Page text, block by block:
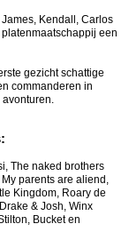
Kendall, Carlos
een
gezicht schattige
commanderen in
The naked brothers
parents are aliend,
Kingdom, Roary de
& Josh, Winx
Bucket en